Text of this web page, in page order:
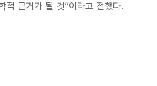
적 근거가 될 것”이라고 전했다.